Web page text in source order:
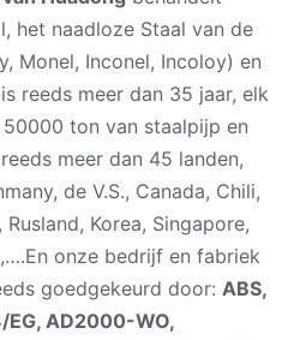
het naadloze Staal van de
Monel, Inconel, Incoloy) en
reeds meer dan 35 jaar, elk
ton van staalpijp en
meer dan 45 landen,
de V.S., Canada, Chili,
Korea, Singapore,
onze bedrijf en fabriek
goedgekeurd door: ABS,
EG, AD2000-WO,